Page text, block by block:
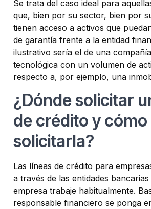
Se trata del caso ideal para
que, bien por su sector, bien por
tienen acceso a activos que
de garantía frente a la entidad
ilustrativo sería el de una
tecnológica con un volumen de
respecto a, por ejemplo, una
¿Dónde solicitar
de crédito y cómo
solicitarla?
Las líneas de crédito para
a través de las entidades
empresa trabaje habitualmente.
responsable financiero se ponga